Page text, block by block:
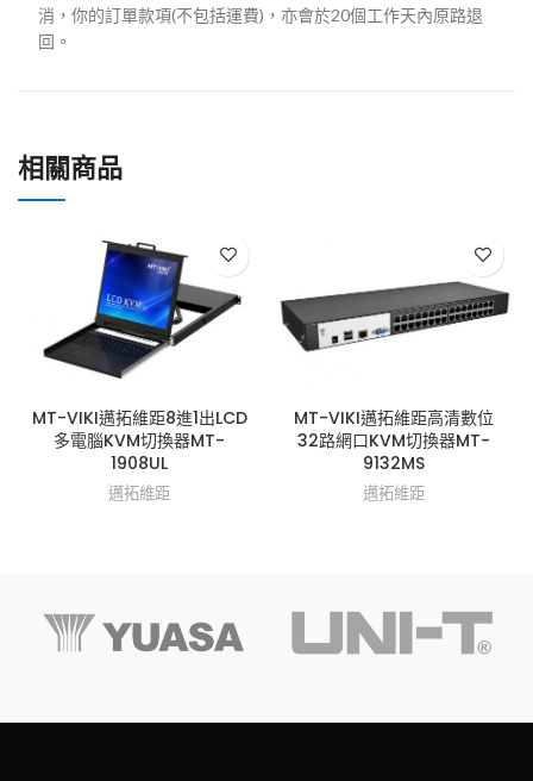
消，你的訂單款項(不包括運費)，亦會於20個工作天內原路退
回。
相關商品
MT-VIKI邁拓維距8進1出LCD
多電腦KVM切換器MT-
1908UL
邁拓維距
MT-VIKI邁拓維距高清數位
32路網口KVM切換器MT-
9132MS
邁拓維距